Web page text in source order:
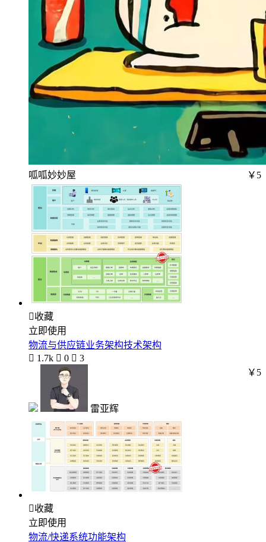
呱呱妙妙屋 ￥5
收藏
立即使用
物流与供应链业务架构技术架构
 1.7k  0  3
雷亚辉
￥5
收藏
立即使用
物流/快递系统功能架构